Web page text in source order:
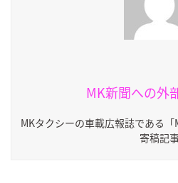
MK新聞への外
MKタクシーの車載広報誌である
寄稿記